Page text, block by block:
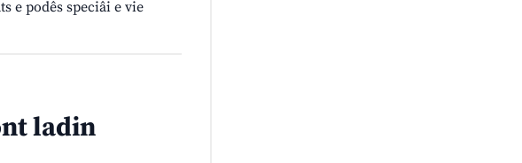
e podês speciâi e vie
ladin